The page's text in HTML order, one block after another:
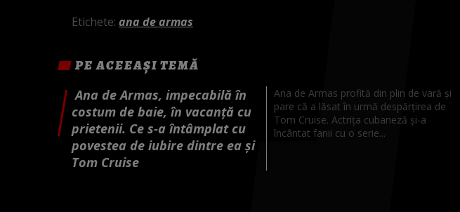
Etichete: ana de armas
PE ACEEAȘI TEMĂ
Ana de Armas, impecabilă în
costum de baie, în vacanță cu
prietenii. Ce s-a întâmplat cu
povestea de iubire dintre ea și
Tom Cruise
Ana de Armas profită din plin de vară și
pare că a lăsat în urmă despărțirea de
Tom Cruise. Actrița cubaneză și-a
încântat fanii cu o serie...